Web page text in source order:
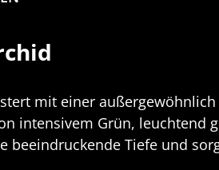
mit einer
intensivem Grün,
beeindruckende Tiefe und